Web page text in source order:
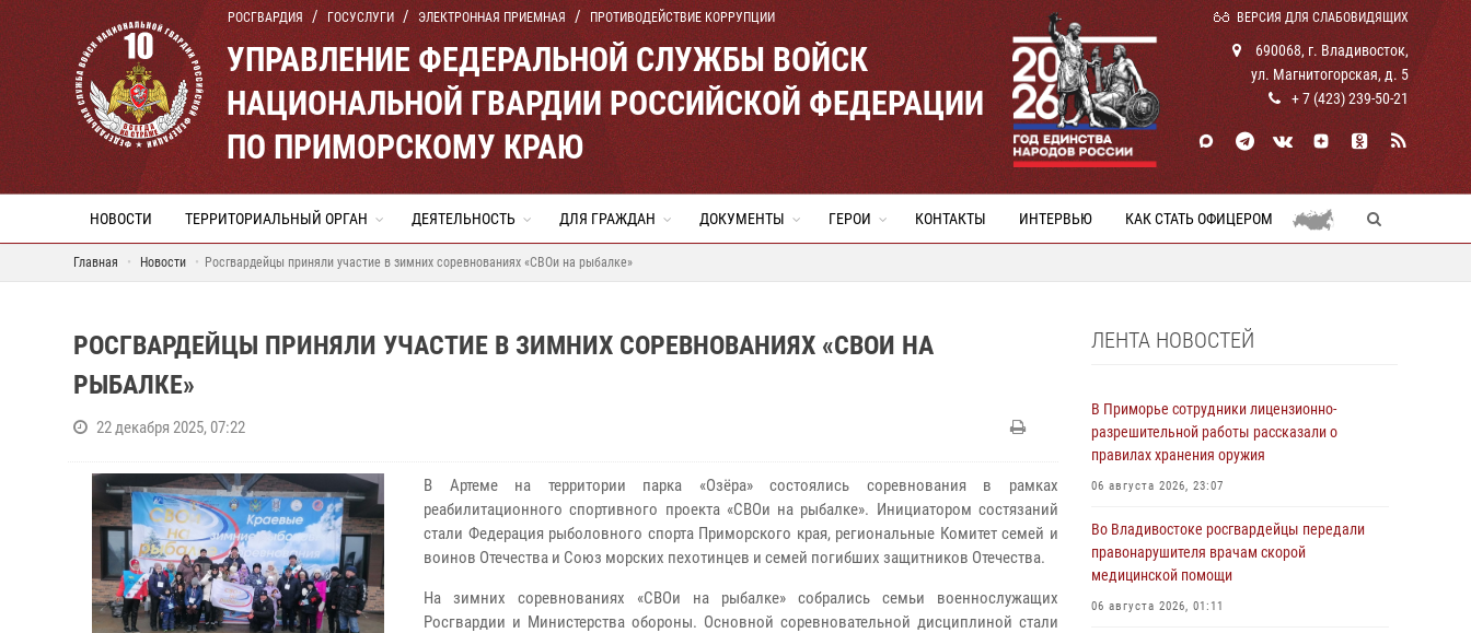
РОСГВАРДИЯ ГОСУСЛУГИ ЭЛЕКТРОННАЯ ПРИЕМНАЯ ПРОТИВОДЕЙСТВИЕ КОРРУПЦИИ ВЕРСИЯ ДЛЯ СЛАБОВИДЯЩИХ
УПРАВЛЕНИЕ ФЕДЕРАЛЬНОЙ СЛУЖБЫ ВОЙСК
НАЦИОНАЛЬНОЙ ГВАРДИИ РОССИЙСКОЙ ФЕДЕРАЦИИ
ПО ПРИМОРСКОМУ КРАЮ
690068, г. Владивосток,
ул. Магнитогорская, д. 5
+ 7 (423) 239-50-21
НОВОСТИ ТЕРРИТОРИАЛЬНЫЙ ОРГАН ДЕЯТЕЛЬНОСТЬ ДЛЯ ГРАЖДАН ДОКУМЕНТЫ ГЕРОИ КОНТАКТЫ ИНТЕРВЬЮ КАК СТАТЬ ОФИЦЕРОМ
Главная Новости Росгвардейцы приняли участие в зимних соревнованиях «СВОи на рыбалке»
РОСГВАРДЕЙЦЫ ПРИНЯЛИ УЧАСТИЕ В ЗИМНИХ СОРЕВНОВАНИЯХ «СВОИ НА
РЫБАЛКЕ»
22 декабря 2025, 07:22
В Артеме на территории парка «Озёра» состоялись соревнования в рамках
реабилитационного спортивного проекта «СВОи на рыбалке». Инициатором состязаний
стали Федерация рыболовного спорта Приморского края, региональные Комитет семей и
воинов Отечества и Союз морских пехотинцев и семей погибших защитников Отечества.
На зимних соревнованиях «СВОи на рыбалке» собрались семьи военнослужащих
Росгвардии и Министерства обороны. Основной соревновательной дисциплиной стали
ЛЕНТА НОВОСТЕЙ
В Приморье сотрудники лицензионно-
разрешительной работы рассказали о
правилах хранения оружия
06 августа 2026, 23:07
Во Владивостоке росгвардейцы передали
правонарушителя врачам скорой
медицинской помощи
06 августа 2026, 01:11